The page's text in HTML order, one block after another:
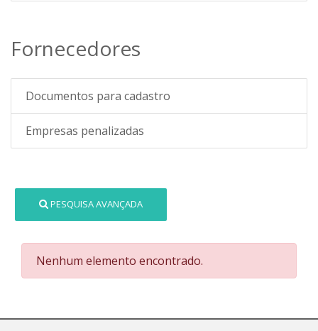
Fornecedores
Documentos para cadastro
Empresas penalizadas
PESQUISA AVANÇADA
Nenhum elemento encontrado.